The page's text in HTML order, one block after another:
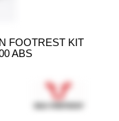
FOOTREST KIT
ABS